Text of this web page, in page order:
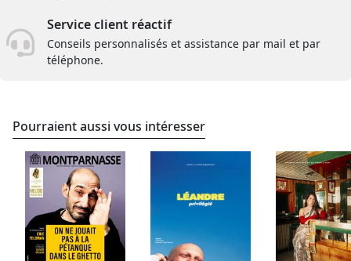
Service client réactif
Conseils personnalisés et assistance par mail et par
téléphone.
Pourraient aussi vous intéresser